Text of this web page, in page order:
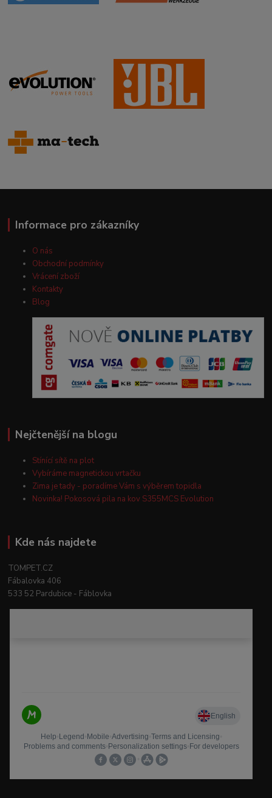
Informace pro zákazníky
O nás
Obchodní podmínky
Vrácení zboží
Kontakty
Blog
Nejčtenější na blogu
Stínící sítě na plot
Vybíráme magnetickou vrtačku
Zima je tady - poradíme Vám s výběrem topidla
Novinka! Pokosová pila na kov S355MCS Evolution
Kde nás najdete
TOMPET.CZ
Fábalovka 406
533 52 Pardubice - Fáblovka